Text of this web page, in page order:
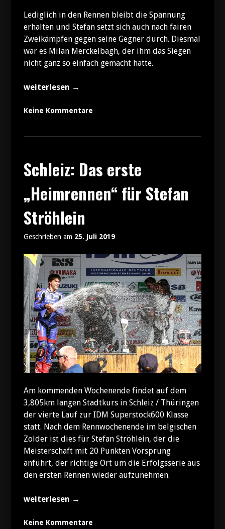
Lediglich in den Rennen bleibt die Spannung
erhalten und Stefan setzt sich auch nach fairen
Zweikämpfen gegen seine Gegner durch. Diesmal
war es Milan Merckelbagh, der ihm das Siegen
nicht ganz so einfach gemacht hatte.
„Ein
Doppelsieg
Stefan
weiterlesen →
Keine Kommentare
Schleiz: Das erste
„Heimrennen“ für Stefan
Ströhlein
Geschrieben am 25. Juli 2019
Am kommenden Wochenende findet auf dem
3,805km langen Stadtkurs in Schleiz / Thüringen
der vierte Lauf zur IDM Superstock600 Klasse
statt. Nach dem Rennwochenende im belgischen
Zolder ist dies für Stefan Ströhlein, der die
Meisterschaft mit 20 Punkten Vorsprung
anführt, der richtige Ort um die Erfolgsserie aus
den ersten Rennen wieder aufzunehmen.
„Schleiz:
erste
weiterlesen →
Keine Kommentare